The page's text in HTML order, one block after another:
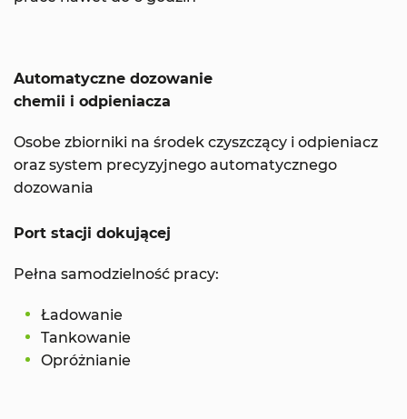
Automatyczne dozowanie
chemii i odpieniacza
Osobe zbiorniki na środek czyszczący i odpieniacz
oraz system precyzyjnego automatycznego
dozowania
Port stacji dokującej
Pełna samodzielność pracy:
Ładowanie
Tankowanie
Opróżnianie